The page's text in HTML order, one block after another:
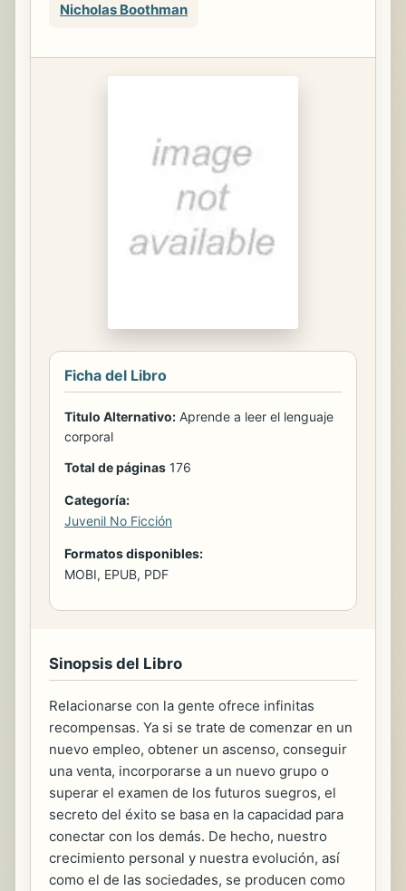
Nicholas Boothman
Ficha del Libro
Titulo Alternativo: Aprende a leer el lenguaje
corporal
Total de páginas 176
Categoría:
Juvenil No Ficción
Formatos disponibles:
MOBI, EPUB, PDF
Sinopsis del Libro
Relacionarse con la gente ofrece infinitas
recompensas. Ya si se trate de comenzar en un
nuevo empleo, obtener un ascenso, conseguir
una venta, incorporarse a un nuevo grupo o
superar el examen de los futuros suegros, el
secreto del éxito se basa en la capacidad para
conectar con los demás. De hecho, nuestro
crecimiento personal y nuestra evolución, así
como el de las sociedades, se producen como